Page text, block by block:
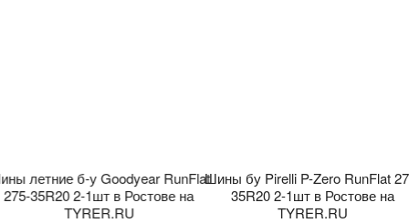
летние б-у Goodyear RunFlat
275-35R20 2-1шт в Ростове на
TYRER.RU
Шины бу Pirelli P-Zero RunFlat
35R20 2-1шт в Ростове на
TYRER.RU